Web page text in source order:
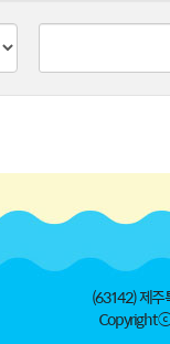
(63142) 제주
Copyright